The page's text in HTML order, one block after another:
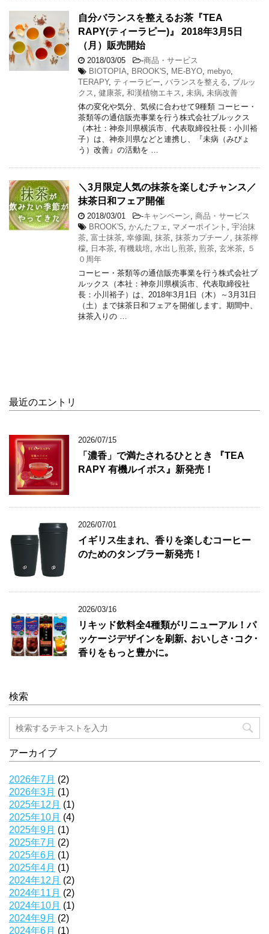
自分バランスを整えるお茶『TEA
RAPY(ティーラピー)』 2018年3月5日
（月）販売開始
2018/03/05 -商品・サービス
BIOTOPIA
BROOK'S ME-BYO mebyo
TERAPY, ティーラピー バランスを整える
ブルッ
クス
健康茶 和漢植物エキス 未病
未病改善
体の変化や気分、気候に合わせて9種類 コーヒー・
茶類等の通信販売事業を行う株式会社ブルックス
（本社：神奈川県横浜市、代表取締役社長：小川裕
子）は、神奈川県などと連携し、『未病（みびょ
う）改善』の活動を …
＼3月限定人気の抹茶を楽しむチャンス／
抹茶日和フェア開催
2018/03/01 -キャンペーン 商品・サービス
BROOK'S かんたフェ マメーポイント
宇治抹
茶 富士抹茶 幸修園 抹茶 抹茶カプチーノ
抹茶檸
檬
日本茶 有機栽培 水出し煎茶 煎茶 玄米茶
５
０周年
コーヒー・茶類等の通信販売事業を行う株式会社ブ
ルックス（本社：神奈川県横浜市、代表取締役社
長：小川裕子）は、2018年3月1日（木）～3月31日
（土）まで抹茶日和フェアを開催します。期間中、
抹茶入りの …
最近のエントリ
2026/07/15
「濃香」で満たされるひととき 『TEA
RAPY 有機ルイボス』新発売！
2026/07/01
イギリス生まれ、香りを楽しむコーヒー
のためのタンブラー新発売！
2026/03/16
リキッド飲料全4種類がリニューアル！パ
ッケージデザインを刷新､ おいしさ･コク･
香りをもっと豊かに｡
検索
アーカイブ
2026年7月 (2)
2026年3月 (1)
2025年12月 (1)
2025年10月 (4)
2025年9月 (1)
2025年7月 (2)
2025年6月 (1)
2025年4月 (1)
2024年12月 (2)
2024年11月 (2)
2024年10月 (1)
2024年9月 (2)
2024年6月 (1)